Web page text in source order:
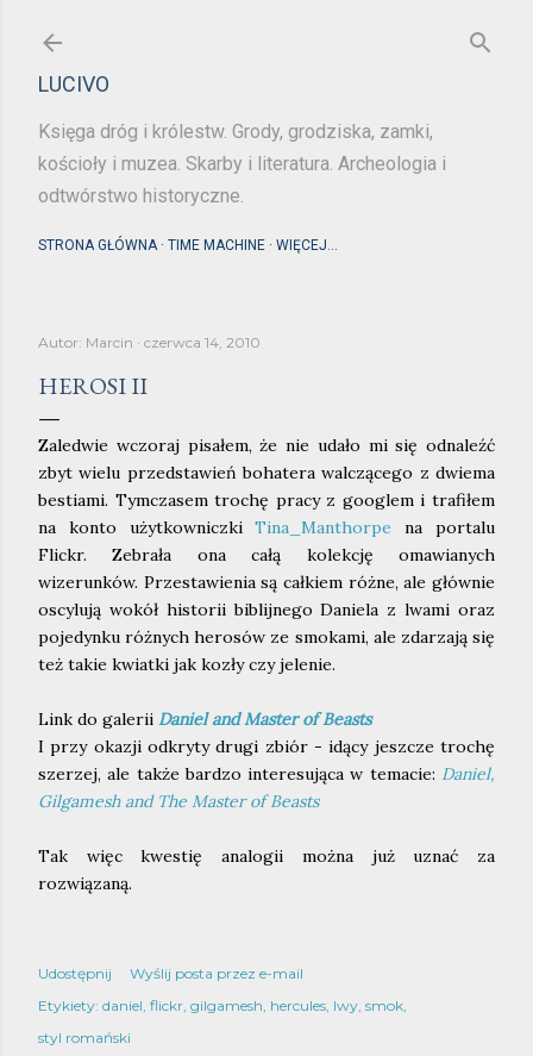
LUCIVO
Księga dróg i królestw. Grody, grodziska, zamki,
kościoły i muzea. Skarby i literatura. Archeologia i
odtwórstwo historyczne.
STRONA GŁÓWNA TIME MACHINE WIĘCEJ…
Autor: Marcin czerwca 14, 2010
HEROSI II
Zaledwie wczoraj pisałem, że nie udało mi się odnaleźć
zbyt wielu przedstawień bohatera walczącego z dwiema
bestiami. Tymczasem trochę pracy z googlem i trafiłem
na konto użytkowniczkiTina_Manthorpe na portalu
Flickr. Zebrała ona całą kolekcję omawianych
wizerunków. Przestawienia są całkiem różne, ale głównie
oscylują wokół historii biblijnego Daniela z lwami oraz
pojedynku różnych herosów ze smokami, ale zdarzają się
też takie kwiatki jak kozły czy jelenie.
Link do galerii Daniel and Master of Beasts
I przy okazji odkryty drugi zbiór - idący jeszcze trochę
szerzej, ale także bardzo interesująca w temacie: Daniel,
Gilgamesh and The Master of Beasts
Tak więc kwestię analogii można już uznać za
rozwiązaną.
Udostępnij
Wyślij posta przez e-mail
Etykiety: daniel flickr gilgamesh hercules lwy smok
styl romański